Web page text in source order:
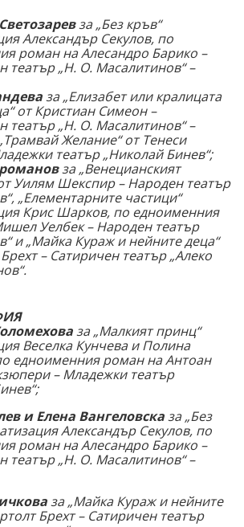
за „Без кръв“
Александър Секулов, по
роман на Алесандро Барико –
театър „Н. О. Масалитинов“ –
за „Елизабет или кралицата
от Кристиан Симеон –
театър „Н. О. Масалитинов“ –
Желание“ от Тенеси
театър „Николай Бинев“;
за „Венецианският
Уилям Шекспир – Народен театър
„Елементарните частици“
Крис Шарков, по едноименния
Уелбек – Народен театър
и „Майка Кураж и нейните деца“
– Сатиричен театър „Алеко
за „Малкият принц“
Веселка Кунчева и Полина
едноименния роман на Антоан
– Младежки театър
и Елена Вангеловсказа „Без
Александър Секулов, по
роман на Алесандро Барико –
театър„Н. О. Масалитинов“ –
за „Майка Кураж и нейните
Брехт – Сатиричен театър